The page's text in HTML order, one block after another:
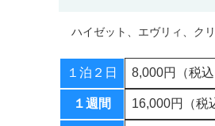
ハイゼット、エヴリィ、ク
１泊２日 8,000円（税込
１週間 16,000円（税